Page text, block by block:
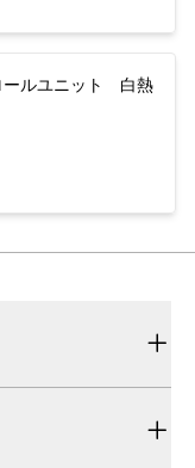
ルユニット 白熱